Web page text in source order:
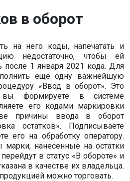
в оборот
на него коды, напечатать и
недостаточно, чтобы ей
1 января 2021 кода. Для
еще одну важнейшую
«Ввод в оборот». Это
вы формируете в системе
его кодами маркировки
причины ввода в оборот
остатков». Подписываете
его на обработку оператору.
нанесенные на остатки
в статус «В обороте» и
в качестве их владельца.
можно торговать.